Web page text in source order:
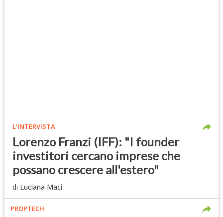
L'INTERVISTA
Lorenzo Franzi (IFF): "I founder
investitori cercano imprese che
possano crescere all'estero"
di Luciana Maci
PROPTECH